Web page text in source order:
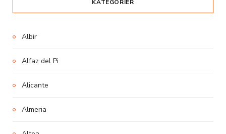
KATEGORIER
Albir
Alfaz del Pi
Alicante
Almeria